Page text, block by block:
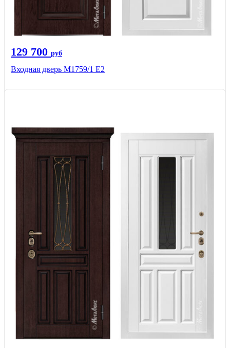
129 700 руб
Входная дверь М1759/1 Е2